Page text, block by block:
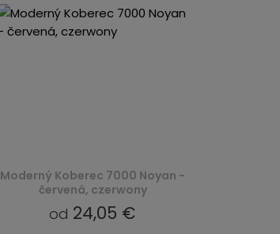
Moderný Koberec 7000 Noyan -
červená, czerwony
od 24,05 €